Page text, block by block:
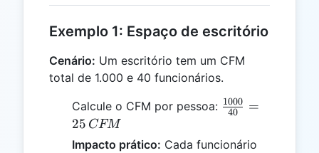
Exemplo 1: Espaço de escritório
Cenário: Um escritório tem um CFM
total de 1.000 e 40 funcionários.
Calcule o CFM por pessoa: \frac{1000}
\, CFM
40
1000 =
25 CFM
Impacto prático: Cada funcionário